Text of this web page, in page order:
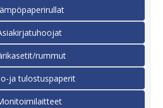
rummut
ja tulostuspaperit